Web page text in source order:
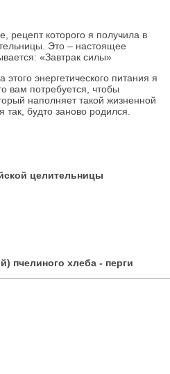
рецепт которого я получила в
Это – настоящее
«Завтрак силы»
энергетического питания я
вам потребуется, чтобы
наполняет такой жизненной
так, будто заново родился.
целительницы
пчелиного хлеба - перги